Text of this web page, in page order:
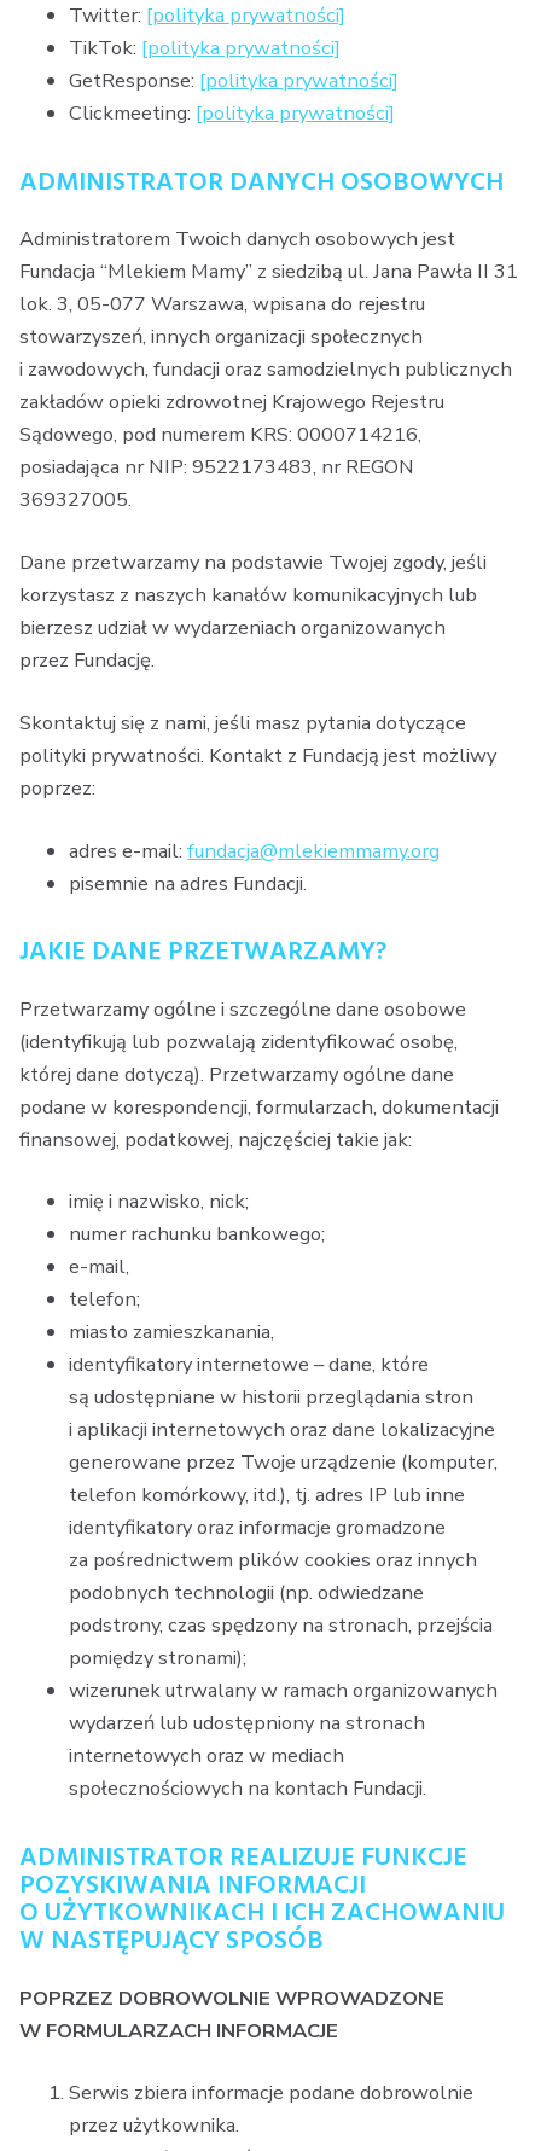
Twitter: [polityka prywatności]
TikTok: [polityka prywatności]
GetResponse: [polityka prywatności]
Clickmeeting: [polityka prywatności]
ADMINISTRATOR DANYCH OSOBOWYCH
Administratorem Twoich danych osobowych jest
Fundacja “Mlekiem Mamy” z siedzibą ul. Jana Pawła II 31
lok. 3, 05-077 Warszawa, wpisana do rejestru
stowarzyszeń, innych organizacji społecznych
i zawodowych, fundacji oraz samodzielnych publicznych
zakładów opieki zdrowotnej Krajowego Rejestru
Sądowego, pod numerem KRS: 0000714216,
posiadająca nr NIP: 9522173483, nr REGON
369327005.
Dane przetwarzamy na podstawie Twojej zgody, jeśli
korzystasz z naszych kanałów komunikacyjnych lub
bierzesz udział w wydarzeniach organizowanych
przez Fundację.
Skontaktuj się z nami, jeśli masz pytania dotyczące
polityki prywatności. Kontakt z Fundacją jest możliwy
poprzez:
adres e-mail:fundacja@mlekiemmamy.org
pisemnie na adres Fundacji.
JAKIE DANE PRZETWARZAMY?
Przetwarzamy ogólne i szczególne dane osobowe
(identyfikują lub pozwalają zidentyfikować osobę,
której dane dotyczą). Przetwarzamy ogólne dane
podane w korespondencji, formularzach, dokumentacji
finansowej, podatkowej, najczęściej takie jak:
imię i nazwisko, nick;
numer rachunku bankowego;
e-mail,
telefon;
miasto zamieszkanania,
identyfikatory internetowe – dane, które
są udostępniane w historii przeglądania stron
i aplikacji internetowych oraz dane lokalizacyjne
generowane przez Twoje urządzenie (komputer,
telefon komórkowy, itd.), tj. adres IP lub inne
identyfikatory oraz informacje gromadzone
za pośrednictwem plików cookies oraz innych
podobnych technologii (np. odwiedzane
podstrony, czas spędzony na stronach, przejścia
pomiędzy stronami);
wizerunek utrwalany w ramach organizowanych
wydarzeń lub udostępniony na stronach
internetowych oraz w mediach
społecznościowych na kontach Fundacji.
ADMINISTRATOR REALIZUJE FUNKCJE
POZYSKIWANIA INFORMACJI
O UŻYTKOWNIKACH I ICH ZACHOWANIU
W NASTĘPUJĄCY SPOSÓB
POPRZEZ DOBROWOLNIE WPROWADZONE
W FORMULARZACH INFORMACJE
Serwis zbiera informacje podane dobrowolnie
przez użytkownika.